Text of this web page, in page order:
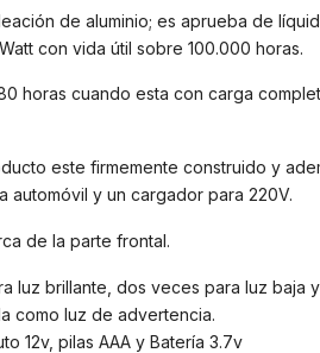
de aluminio; es aprueba de
con vida útil sobre 100.000 horas.
horas cuando esta con carga
este firmemente construido y
automóvil y un cargador para 220V.
de la parte frontal.
luz brillante, dos veces para luz baja
como luz de advertencia.
12v, pilas AAA y Batería 3.7v